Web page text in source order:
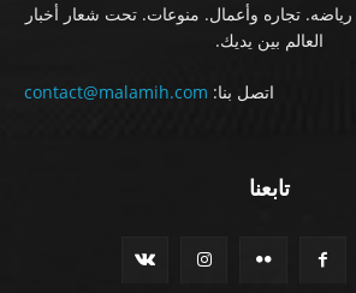
تجاره وأعمال. منوعات. تحت شعار أخبار
العالم بين يديك.
اتصل بنا: contact@malamih.com
تابعنا